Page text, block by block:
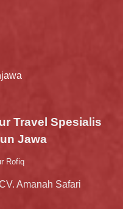
Travel Spesialis
Jawa
Rofiq
Amanah Safari